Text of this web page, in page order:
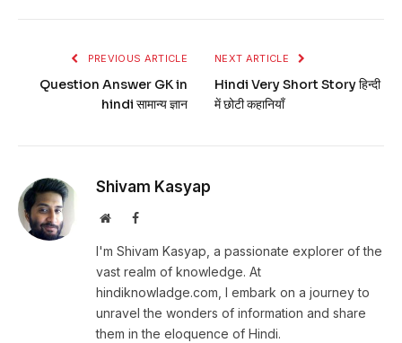
PREVIOUS ARTICLE
Question Answer GK in
hindi सामान्य ज्ञान
NEXT ARTICLE
Hindi Very Short Story हिन्दी
में छोटी कहानियाँ
Shivam Kasyap
WebsiteFacebook
I'm Shivam Kasyap, a passionate explorer of the
vast realm of knowledge. At
hindiknowladge.com, I embark on a journey to
unravel the wonders of information and share
them in the eloquence of Hindi.